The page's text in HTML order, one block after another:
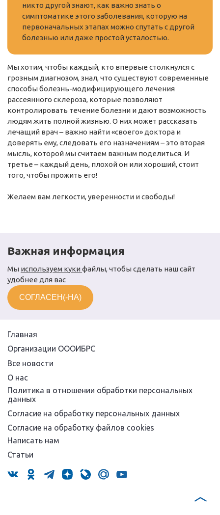
никто другой знают, как важно знать о
симптоматике этого заболевания, которую на
первоначальных этапах можно спутать с другой
болезнью или даже простой усталостью.
Мы хотим, чтобы каждый, кто впервые столкнулся с
грозным диагнозом, знал, что существуют современные
способы болезнь-модифицирующего лечения
рассеянного склероза, которые позволяют
контролировать течение болезни и дают возможность
людям жить полной жизнью. О них может рассказать
лечащий врач – важно найти «своего» доктора и
доверять ему, следовать его назначениям – это вторая
мысль, которой мы считаем важным поделиться. И
третье – каждый день, плохой он или хороший, стоит
того, чтобы прожить его!
Желаем вам легкости, уверенности и свободы!
Важная информация
Мы используем кукифайлы, чтобы сделать наш сайт
удобнее для вас
СОГЛАСЕН(-НА)
Главная
Организации ОООИБРС
Все новости
О нас
Политика в отношении обработки персональных
данных
Согласие на обработку персональных данных
Согласие на обработку файлов cookies
Написать нам
Статьи